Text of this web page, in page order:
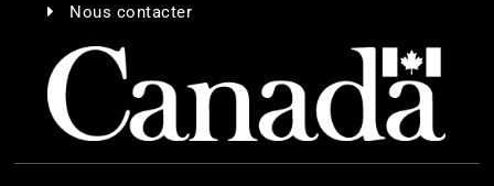
Nous contacter